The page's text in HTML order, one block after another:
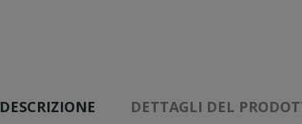
DESCRIZIONE DETTAGLI DEL